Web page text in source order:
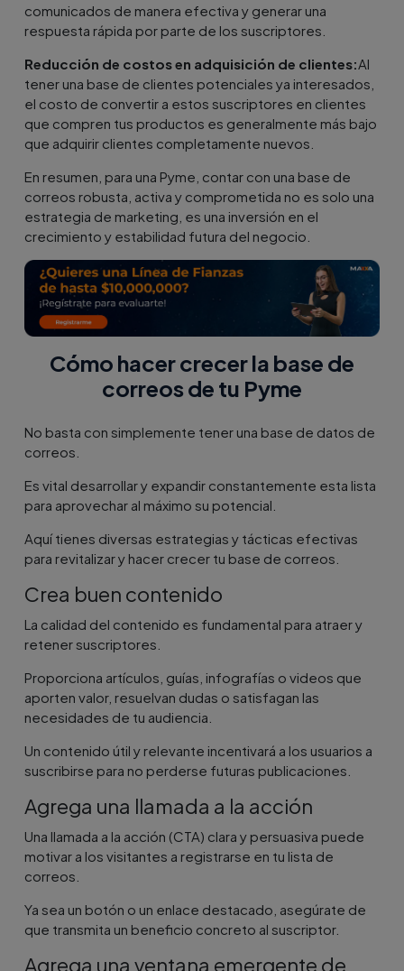
comunicados de manera efectiva y generar una
respuesta rápida por parte de los suscriptores.
Reducción de costos en adquisición de clientes:Al
tener una base de clientes potenciales ya interesados,
el costo de convertir a estos suscriptores en clientes
que compren tus productos es generalmente más bajo
que adquirir clientes completamente nuevos.
En resumen, para una Pyme, contar con una base de
correos robusta, activa y comprometida no es solo una
estrategia de marketing, es una inversión en el
crecimiento y estabilidad futura del negocio.
Cómo hacer crecer la base de
correos de tu Pyme
No basta con simplemente tener una base de datos de
correos.
Es vital desarrollar y expandir constantemente esta lista
para aprovechar al máximo su potencial.
Aquí tienes diversas estrategias y tácticas efectivas
para revitalizar y hacer crecer tu base de correos.
Crea buen contenido
La calidad del contenido es fundamental para atraer y
retener suscriptores.
Proporciona artículos, guías, infografías o videos que
aporten valor, resuelvan dudas o satisfagan las
necesidades de tu audiencia.
Un contenido útil y relevante incentivará a los usuarios a
suscribirse para no perderse futuras publicaciones.
Agrega una llamada a la acción
Una llamada a la acción (CTA) clara y persuasiva puede
motivar a los visitantes a registrarse en tu lista de
correos.
Ya sea un botón o un enlace destacado, asegúrate de
que transmita un beneficio concreto al suscriptor.
Agrega una ventana emergente de